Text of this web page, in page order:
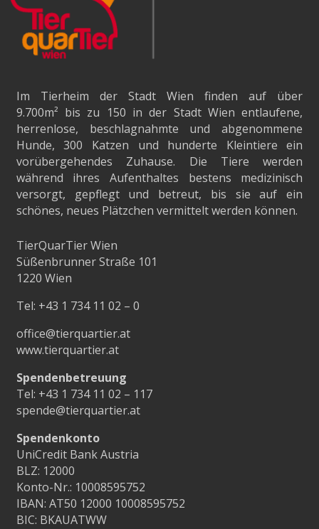
Im Tierheim der Stadt Wien finden auf über
9.700m² bis zu 150 in der Stadt Wien entlaufene,
herrenlose, beschlagnahmte und abgenommene
Hunde, 300 Katzen und hunderte Kleintiere ein
vorübergehendes Zuhause. Die Tiere werden
während ihres Aufenthaltes bestens medizinisch
versorgt, gepflegt und betreut, bis sie auf ein
schönes, neues Plätzchen vermittelt werden können.
TierQuarTier Wien
Süßenbrunner Straße 101
1220 Wien
Tel: +43 1 734 11 02 – 0
office@tierquartier.at
www.tierquartier.at
Spendenbetreuung
Tel: +43 1 734 11 02 – 117
spende@tierquartier.at
Spendenkonto
UniCredit Bank Austria
BLZ: 12000
Konto-Nr.: 10008595752
IBAN: AT50 12000 10008595752
BIC: BKAUATWW